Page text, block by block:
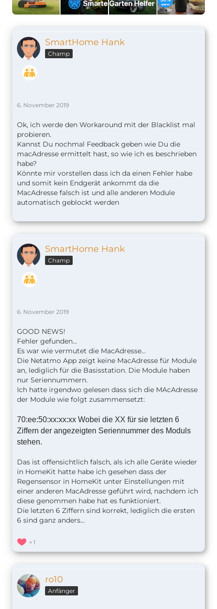
SmartHome Hank
Champ
6. November 2019
Ok, ich werde den Workaround mit der Blacklist mal
probieren.
Kannst Du nochmal Feedback geben wie Du die
macAdresse ermittelt hast, so wie ich es beschrieben
habe?
Könnte mir vorstellen dass ich da einen Fehler habe
und somit kein Endgerät ankommt da die
MacAdresse falsch ist und alle anderen Module
automatisch geblockt werden
SmartHome Hank
Champ
6. November 2019
GOOD NEWS!
Fehler gefunden...
Es war wie vermutet die MacAdresse...
Die Netatmo App zeigt keine MacAdresse für Module
an, lediglich für die Basisstation. Die Module haben
nur Seriennummern.
Ich hatte irgendwo gelesen dass sich die MAcAdresse
der Module wie folgt zusammensetzt:
70:ee:50:xx:xx:xx Wobei die XX für sie letzten 6
Ziffern der angezeigten Seriennummer des Moduls
stehen.
Das ist offensichtlich falsch, als ich alle Geräte wieder
in HomeKit hatte habe ich gesehen dass der
Regensensor in HomeKit unter Einstellungen mit
einer anderen MacAdresse geführt wird, nachdem ich
diese genommen habe hat es funktioniert.
Die letzten 6 Ziffern sind korrekt, lediglich die ersten
6 sind ganz anders...
1
ro10
Anfänger